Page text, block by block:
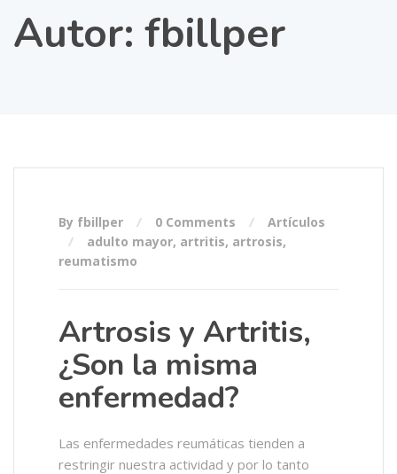
Autor: fbillper
By fbillper 0 Comments
Artículos
adulto mayor, artritis, artrosis,
reumatismo
Artrosis y Artritis,
¿Son la misma
enfermedad?
Las enfermedades reumáticas tienden a
restringir nuestra actividad y por lo tanto